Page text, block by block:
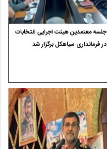
جلسه معتمدین هیئت اجرایی انتخابات
در فرمانداری سیاهکل برگزار شد